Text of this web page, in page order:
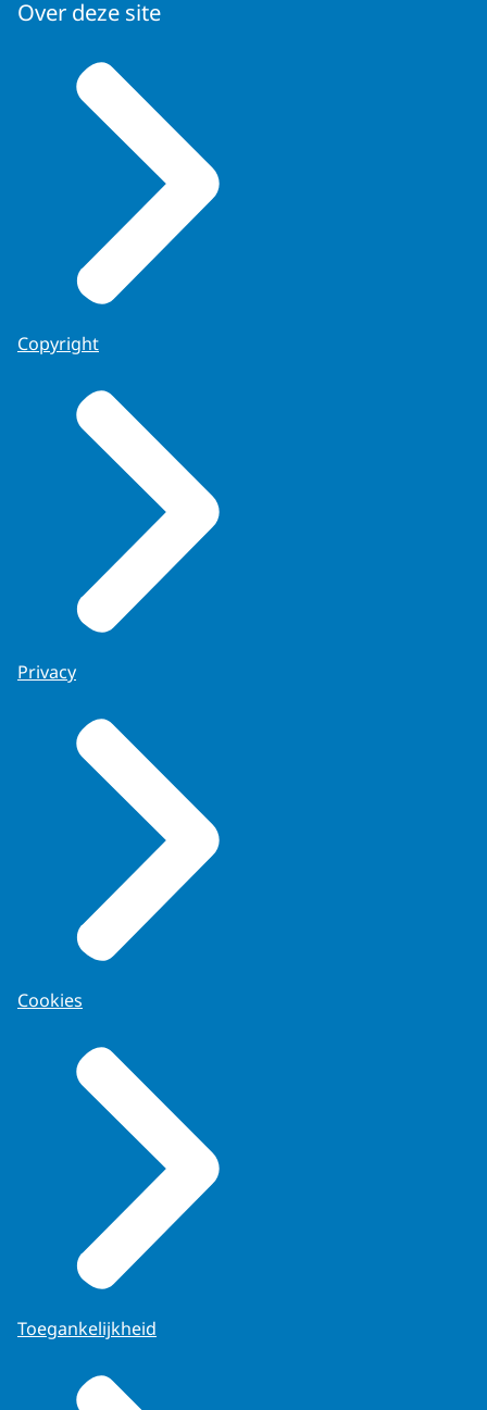
Over deze site
Copyright
Privacy
Cookies
Toegankelijkheid